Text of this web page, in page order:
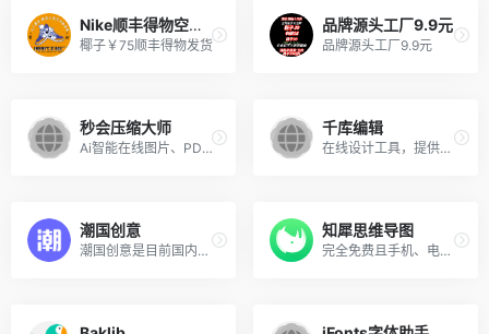
Nike顺丰得物空军￥65
椰子￥75顺丰得物发货
品牌源头工厂9.9元
品牌源头工厂9.9元
秒会压缩大师
Ai智能在线图片、PDF压缩
千库编辑
在线设计工具，提供海量素材
潮国创意
潮国创意是目前国内为设计师、创意机构和创作人员寻找高质量、吸睛创意设计资源的素材图片网站。包含各类潮流前沿、高品质正版原创图片素材，chaopx.com 是值得信懒、可商用的潮流设计网站。
知犀思维导图
完全免费且手机、电脑和平板都能用的国产思维导图软件